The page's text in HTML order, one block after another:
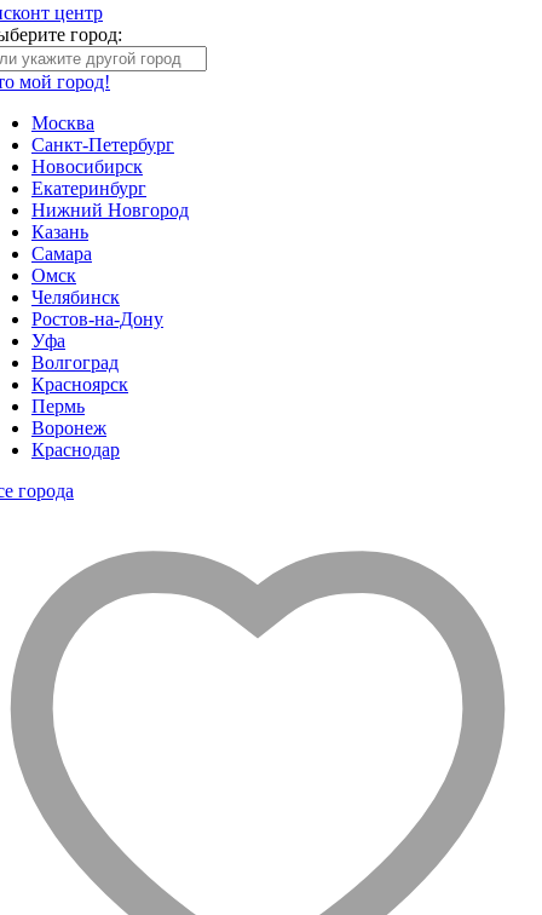
центр
город:
мой город!
Москва
Санкт-Петербург
Новосибирск
Екатеринбург
Нижний Новгород
Казань
Самара
Омск
Челябинск
Ростов-на-Дону
Уфа
Волгоград
Красноярск
Пермь
Воронеж
Краснодар
города